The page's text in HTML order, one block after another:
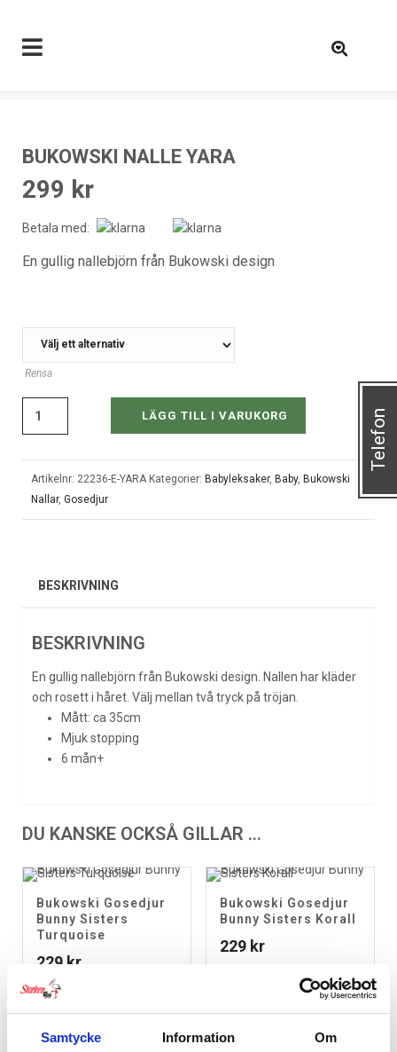
Samtycke Information Om
BUKOWSKI NALLE YARA
299 kr
Betala med:
En gullig nallebjörn från Bukowski design
Rensa
LÄGG TILL I VARUKORG
Artikelnr: 22236-E-YARA Kategorier: Babyleksaker, Baby, Bukowski
Nallar, Gosedjur
BESKRIVNING
BESKRIVNING
En gullig nallebjörn från Bukowski design. Nallen har kläder
och rosett i håret. Välj mellan två tryck på tröjan.
Mått: ca 35cm
Mjuk stopping
6 mån+
DU KANSKE OCKSÅ GILLAR …
Bukowski Gosedjur
Bunny Sisters
Turquoise
229 kr
Bukowski Gosedjur
Bunny Sisters Korall
229 kr
RELATERADE PRODUKTER
Telefon